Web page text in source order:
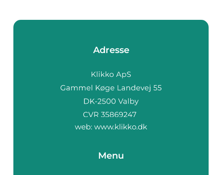
Adresse
web: www.klikko.dk
Menu